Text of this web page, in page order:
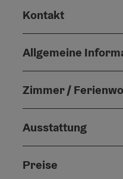
Kontakt
Allgemeine
Zimmer /
Ausstattung
Preise